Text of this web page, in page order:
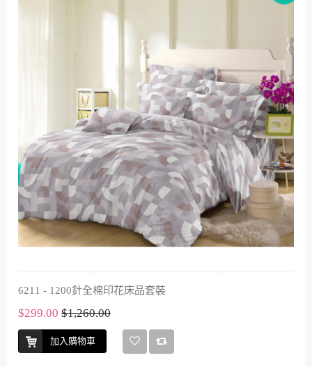
6211 - 1200針全棉印花床品套裝
$299.00 $1,260.00
加入購物車